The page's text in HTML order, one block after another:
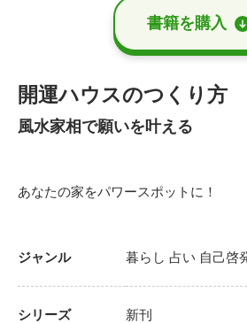
書籍を購⼊
開運ハウスのつくり方
風水家相で願いを叶える
あなたの家をパワースポットに！
ジャンル 暮らし 占い 自己啓
シリーズ 新刊